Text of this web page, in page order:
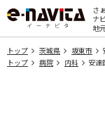
さ
ナ
地
トップ 茨城県 坂東市
トップ
病院 内科 安達